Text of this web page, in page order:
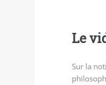
Le
Sur la